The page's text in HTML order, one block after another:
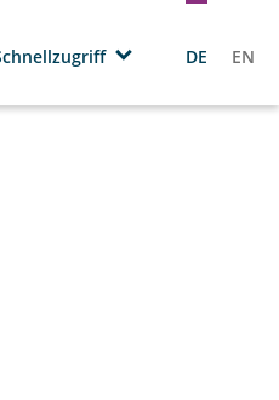
DE EN